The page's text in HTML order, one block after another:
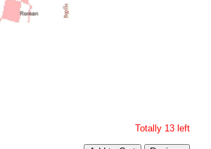
Totally 13 left